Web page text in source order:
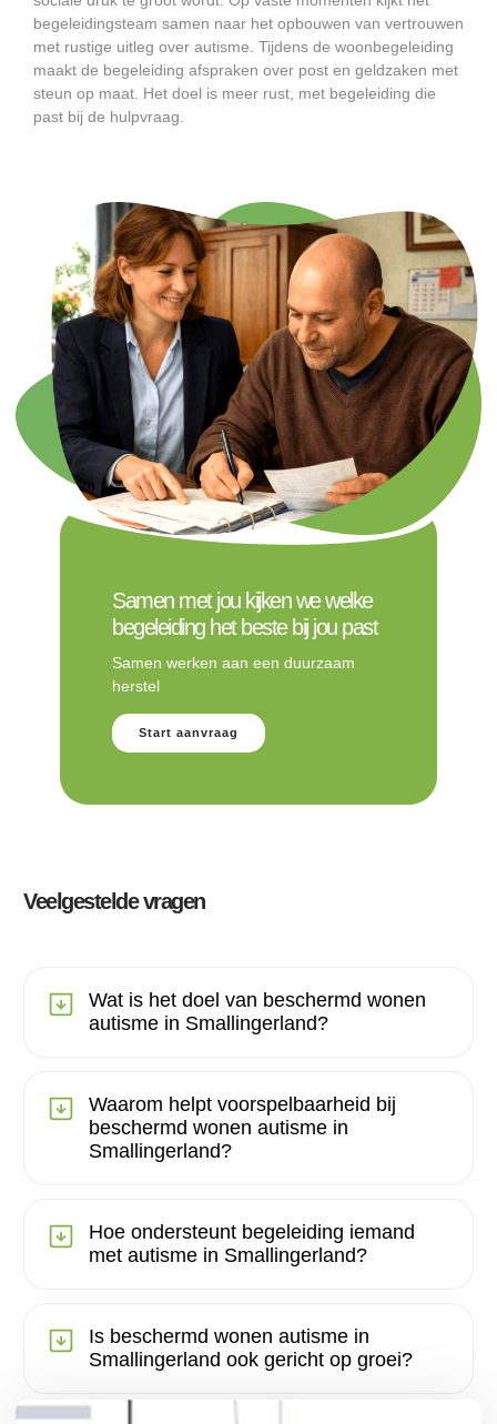
begeleidingsteam samen naar het opbouwen van vertrouwen
met rustige uitleg over autisme. Tijdens de woonbegeleiding
maakt de begeleiding afspraken over post en geldzaken met
steun op maat. Het doel is meer rust, met begeleiding die
past bij de hulpvraag.
Samen met jou kijken we welke
begeleiding het beste bij jou past
Samen werken aan een duurzaam
herstel
Start aanvraag
Veelgestelde vragen
Wat is het doel van beschermd wonen
autisme in Smallingerland?
Waarom helpt voorspelbaarheid bij
beschermd wonen autisme in
Smallingerland?
Hoe ondersteunt begeleiding iemand
met autisme in Smallingerland?
Is beschermd wonen autisme in
Smallingerland ook gericht op groei?